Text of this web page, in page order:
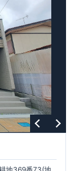
リーirodori
税の減額期間
震性。 地震保
き、​実際の
ます。 ​